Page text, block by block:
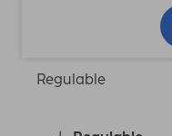
Regulable